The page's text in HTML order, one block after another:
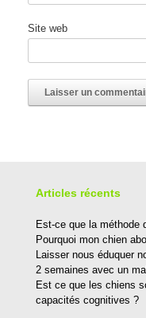
Site web
Articles récents
Est-ce que la méthode
Pourquoi mon chien
Laisser nous éduquer
2 semaines avec un
Est ce que les chiens
capacités cognitives ?